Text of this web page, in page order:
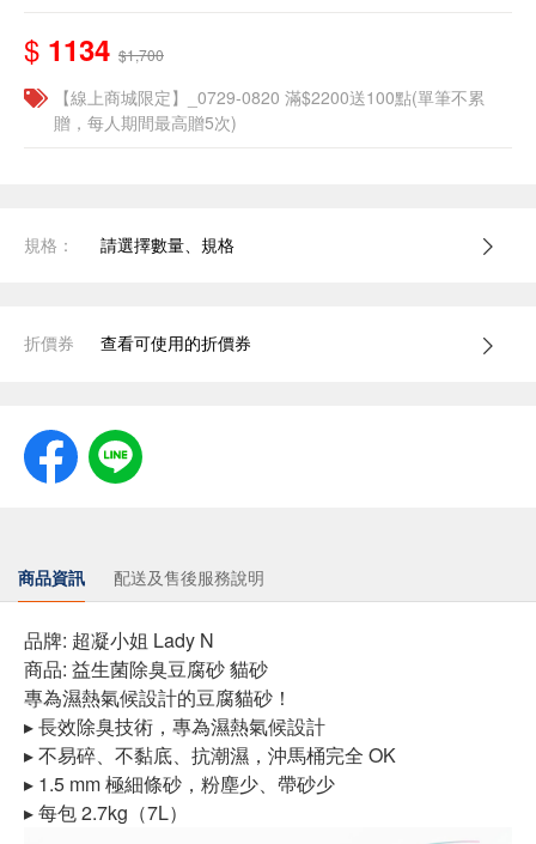
$ 1134 $1,700
【線上商城限定】_0729-0820 滿$2200送100點(單筆不累
贈，每人期間最高贈5次)
規格： 請選擇數量、規格
折價券 查看可使用的折價券
商品資訊 配送及售後服務說明
品牌: 超凝小姐 Lady N
商品: 益生菌除臭豆腐砂 貓砂
專為濕熱氣候設計的豆腐貓砂！
▸ 長效除臭技術，專為濕熱氣候設計
▸ 不易碎、不黏底、抗潮濕，沖馬桶完全 OK
▸ 1.5 mm 極細條砂，粉塵少、帶砂少
▸ 每包 2.7kg（7L）